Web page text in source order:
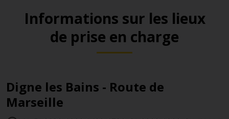
Informations sur les lieux
de prise en charge
Digne les Bains - Route de
Marseille